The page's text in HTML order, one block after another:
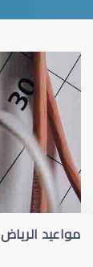
ضعف نظر
مواعيد الرياض